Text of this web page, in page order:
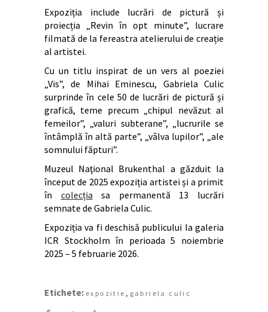
Expoziția include lucrări de pictură și
proiecția „Revin în opt minute”, lucrare
filmată de la fereastra atelierului de creație
al artistei.
Cu un titlu inspirat de un vers al poeziei
„Vis”, de Mihai Eminescu, Gabriela Culic
surprinde în cele 50 de lucrări de pictură și
grafică, teme precum „chipul nevăzut al
femeilor”, „valuri subterane”, „lucrurile se
întâmplă în altă parte”, „vâlva lupilor”, „ale
somnului făpturi”.
Muzeul Naţional Brukenthal a găzduit la
început de 2025 expoziția artistei și a primit
în colecția sa permanentă 13 lucrări
semnate de Gabriela Culic.
Expoziția va fi deschisă publicului la galeria
ICR Stockholm în perioada 5 noiembrie
2025 – 5 februarie 2026.
Etichete: expozitie , gabriela culic